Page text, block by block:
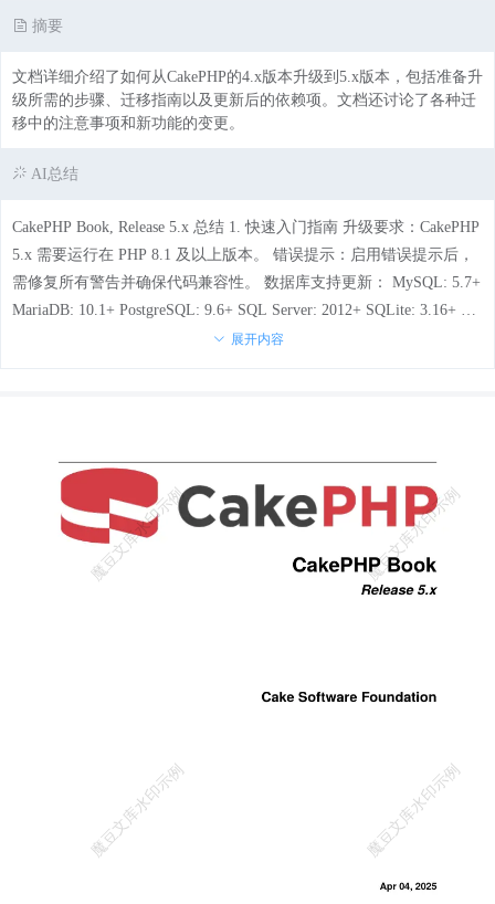
摘要
文档详细介绍了如何从CakePHP的4.x版本升级到5.x版本，包括准备升
级所需的步骤、迁移指南以及更新后的依赖项。文档还讨论了各种迁
移中的注意事项和新功能的变更。
AI总结
CakePHP Book, Release 5.x 总结 1. 快速入门指南 升级要求：CakePHP
5.x 需要运行在 PHP 8.1 及以上版本。 错误提示：启用错误提示后，
需修复所有警告并确保代码兼容性。 数据库支持更新： MySQL: 5.7+
MariaDB: 10.1+ PostgreSQL: 9.6+ SQL Server: 2012+ SQLite: 3.16+ 2.
类型声明：新增对函数参数和返回值的类型提示。 常量更新：移除旧
的 SECOND、MINUTE 等常量，并支持新的数据库版本。 移除功
能：Auth 插件已取代，建议使用 cakephp/authentication2 和 cakephp/au
thorization2 插件。 组件更新： combine() 方法新增异常处理。 Shell
已被移除，建议使用 Command 插件。 5. 其他工具与资源 Bake Consol
用户可通过文档提供的资源和工具快速上手新版本，并根据需要进行
展开内容